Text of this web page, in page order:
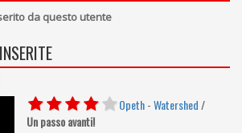
da questo utente
Opeth-Watershed/
Un passo avanti!